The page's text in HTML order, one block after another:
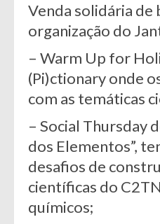
Venda solidária
organização do
– Warm Up for
(Pi)ctionary onde
com as temáticas
– Social Thursday
dos Elementos”,
desafios de
científicas do
químicos;